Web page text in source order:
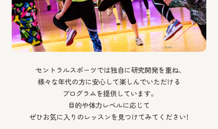
セントラルスポーツでは独自に研究開発を重ね、
様々な年代の方に安心して楽しんでいただける
プログラムを提供しています。
目的や体力レベルに応じて
ぜひお気に入りのレッスンを見つけてみてください！